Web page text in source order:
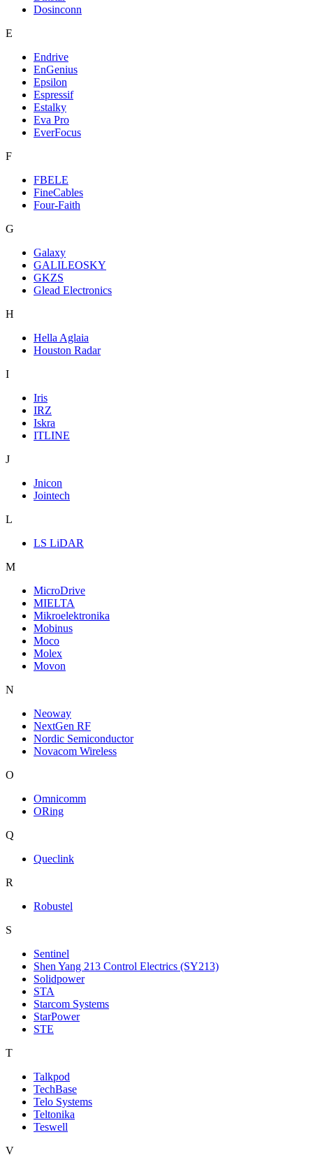
Dosinconn
E
Endrive
EnGenius
Epsilon
Espressif
Estalky
Eva Pro
EverFocus
F
FBELE
FineCables
Four-Faith
G
Galaxy
GALILEOSKY
GKZS
Glead Electronics
H
Hella Aglaia
Houston Radar
I
Iris
IRZ
Iskra
ITLINE
J
Jnicon
Jointech
L
LS LiDAR
M
MicroDrive
MIELTA
Mikroelektronika
Mobinus
Moco
Molex
Movon
N
Neoway
NextGen RF
Nordic Semiconductor
Novacom Wireless
O
Omnicomm
ORing
Q
Queclink
R
Robustel
S
Sentinel
Shen Yang 213 Control Electrics (SY213)
Solidpower
STA
Starcom Systems
StarPower
STE
T
Talkpod
TechBase
Telo Systems
Teltonika
Teswell
V